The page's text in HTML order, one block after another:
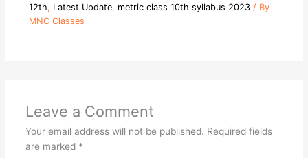
12th, Latest Update, metric class 10th syllabus 2023/ By
MNC Classes
Leave a Comment
Your email address will not be published. Required fields
are marked *